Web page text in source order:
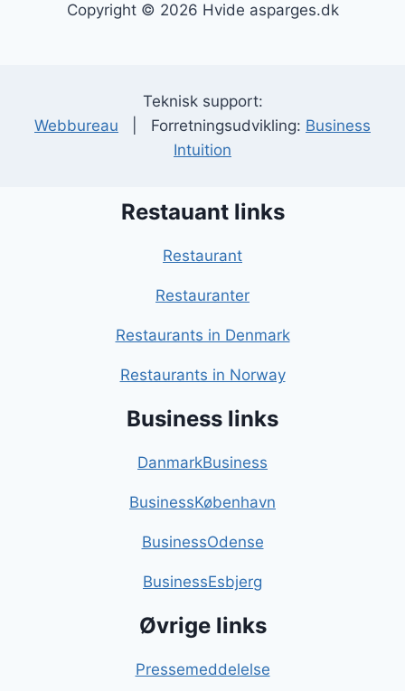
Copyright © 2026 Hvide asparges.dk
Teknisk support:
Webbureau | Forretningsudvikling: Business
Intuition
Restauant links
Restaurant
Restauranter
Restaurants in Denmark
Restaurants in Norway
Business links
DanmarkBusiness
BusinessKøbenhavn
BusinessOdense
BusinessEsbjerg
Øvrige links
Pressemeddelelse